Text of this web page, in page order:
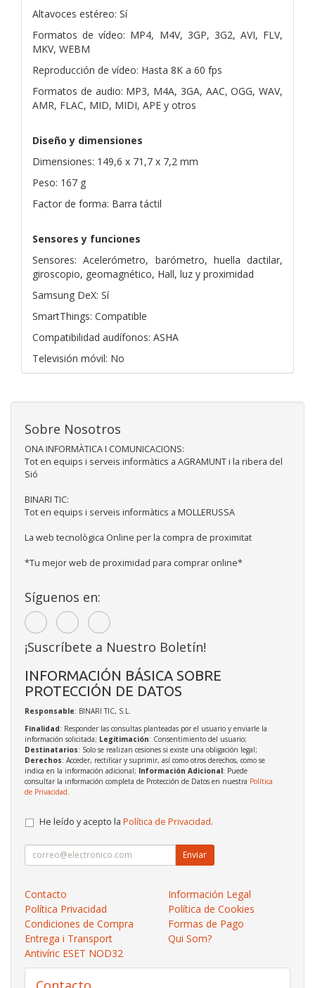
Altavoces estéreo: Sí
Formatos de vídeo: MP4, M4V, 3GP, 3G2, AVI, FLV,
MKV, WEBM
Reproducción de vídeo: Hasta 8K a 60 fps
Formatos de audio: MP3, M4A, 3GA, AAC, OGG, WAV,
AMR, FLAC, MID, MIDI, APE y otros
Diseño y dimensiones
Dimensiones: 149,6 x 71,7 x 7,2 mm
Peso: 167 g
Factor de forma: Barra táctil
Sensores y funciones
Sensores: Acelerómetro, barómetro, huella dactilar,
giroscopio, geomagnético, Hall, luz y proximidad
Samsung DeX: Sí
SmartThings: Compatible
Compatibilidad audífonos: ASHA
Televisión móvil: No
Sobre Nosotros
ONA INFORMÀTICA I COMUNICACIONS:
Tot en equips i serveis informàtics a AGRAMUNT i la ribera del
Sió
BINARI TIC:
Tot en equips i serveis informàtics a MOLLERUSSA
La web tecnològica Online per la compra de proximitat
*Tu mejor web de proximidad para comprar online*
Síguenos en:
¡Suscríbete a Nuestro Boletín!
INFORMACIÓN BÁSICA SOBRE
PROTECCIÓN DE DATOS
Responsable: BINARI TIC, S.L.
Finalidad: Responder las consultas planteadas por el usuario y enviarle la
información solicitada; Legitimación: Consentimiento del usuario;
Destinatarios: Solo se realizan cesiones si existe una obligación legal;
Derechos: Acceder, rectificar y suprimir, así como otros derechos, como se
indica en la información adicional; Información Adicional: Puede
consultar la información completa de Protección de Datos en nuestra Política
de Privacidad
He leído y acepto la Política de Privacidad.
Enviar
Contacto
Información Legal
Política Privacidad
Política de Cookies
Condiciones de Compra
Formas de Pago
Entrega i Transport
Qui Som?
Antivíric ESET NOD32